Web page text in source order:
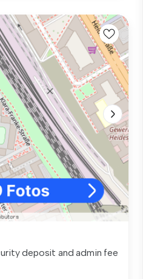
deposit and admin fee